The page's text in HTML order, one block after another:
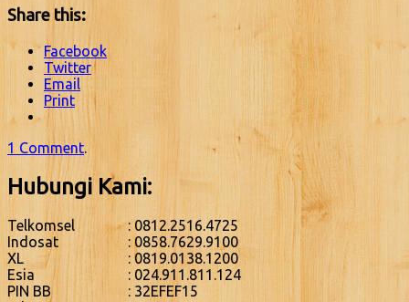
Share this:
Facebook
Twitter
Email
Print
1 Comment.
Hubungi Kami:
Telkomsel
: 0812.2516.4725
Indosat
: 0858.7629.9100
XL
: 0819.0138.1200
Esia
: 024.911.811.124
PIN BB
: 32EFEF15